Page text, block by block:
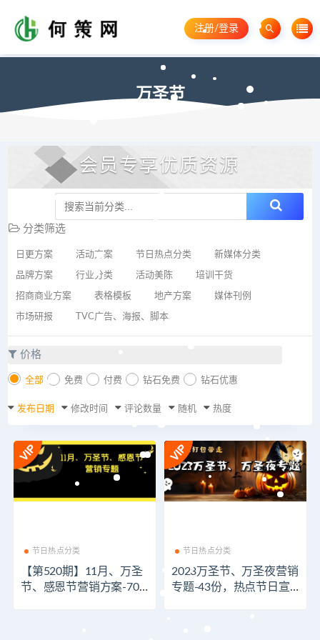
注册/登录
万圣节
会员专享优质资源
分类筛选
日更方案 活动方案 节日热点分类 新媒体分类
品牌方案 行业分类 活动美陈 培训干货
招商商业方案 表格模板 地产方案 媒体刊例
市场研报 TVC广告、海报、脚本
价格
全部 免费 付费 钻石免费 钻石优惠
发布日期 修改时间 评论数量 随机 热度
节日热点分类
【第520期】11月、万圣
节、感恩节营销方案-70
节日热点分类
2023万圣节、万圣夜营销
专题-43份，热点节日宣